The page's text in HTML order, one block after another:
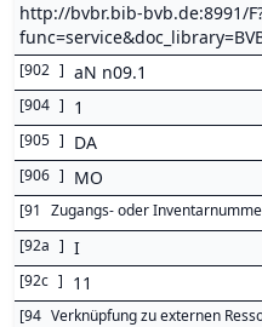
http://bvbr.bib-bvb.de:8991/
[902 ] aN n09.1
[904 ] 1
[905 ] DA
[906 ] MO
[91 Zugangs- oder
[92a ] I
[92c ] 11
[94 Verknüpfung zu externen